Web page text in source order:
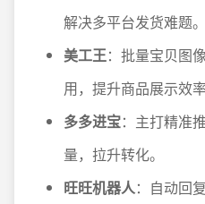
解决多平台发货难题。
美工王：批量宝贝图
用，提升商品展示效率
多多进宝：主打精准
量，拉升转化。
旺旺机器人：自动回